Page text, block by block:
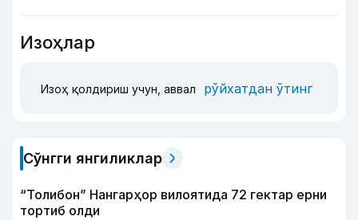
Изоҳлар
Изоҳ қолдириш учун, аввал рўйхатдан ўтинг
Сўнгги янгиликлар
“Толибон” Нангарҳор вилоятида 72 гектар ерни
тортиб олди